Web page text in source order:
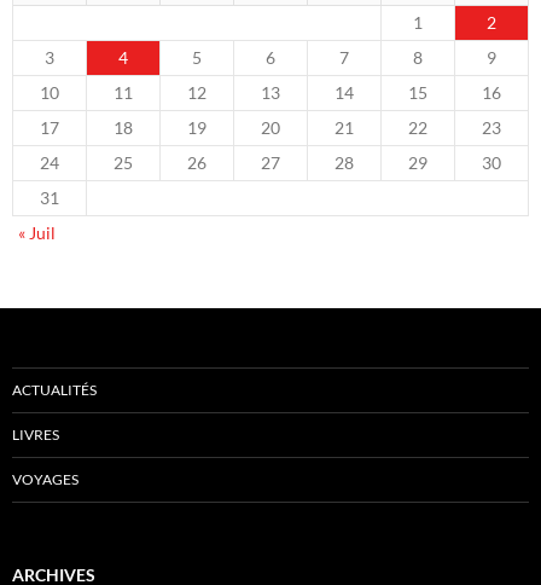
1
2
3
4 5 6 7 8
9
10
11 12 13 14 15
16
17
18 19 20 21 22
23
24
25 26 27 28 29
30
31
« Juil
ACTUALITÉS
LIVRES
VOYAGES
ARCHIVES